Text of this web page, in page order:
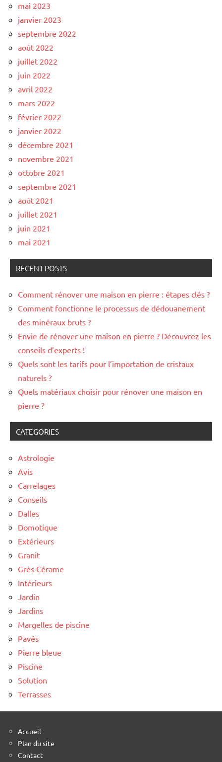
mai 2023
janvier 2023
septembre 2022
août 2022
juillet 2022
juin 2022
avril 2022
mars 2022
février 2022
janvier 2022
décembre 2021
novembre 2021
octobre 2021
septembre 2021
août 2021
juillet 2021
juin 2021
mai 2021
RECENT POSTS
Comment rénover une maison en pierre : étapes clés ?
Comment fonctionne le processus de dédouanement
des minéraux bruts ?
Envie de rénover une maison en pierre ? Découvrez les
conseils d’experts !
Quels sont les tarifs pour l’importation de cristaux
naturels ?
Quels matériaux choisir pour rénover une maison en
pierre ?
CATEGORIES
Astrologie
Avis
Carrelages
Conseils
Dalles
Domotique
Extérieurs
Granit
Grès Cérame
Intérieurs
Jardin
Jardins
Margelles de piscine
Pavés
Pierre bleue
Piscine
Solution
Terrasses
Accueil
Plan du site
Contact